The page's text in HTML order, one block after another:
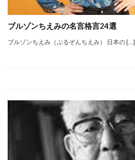
ブルゾンちえみの名言格言24選
ブルゾンちえみ（ぶるぞんちえみ） 日本の […]